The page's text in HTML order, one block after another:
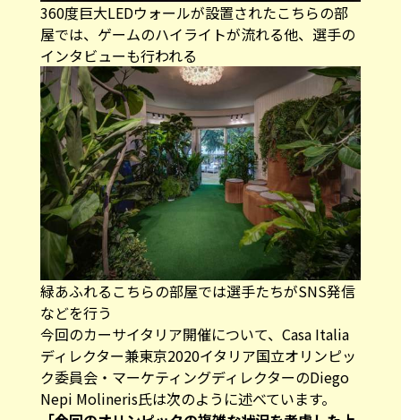
360度巨大LEDウォールが設置されたこちらの部
屋では、ゲームのハイライトが流れる他、選手の
インタビューも行われる
緑あふれるこちらの部屋では選手たちがSNS発信
などを行う
今回のカーサイタリア開催について、Casa Italia
ディレクター兼東京2020イタリア国立オリンピッ
ク委員会・マーケティングディレクターのDiego
Nepi Molineris氏は次のように述べています。